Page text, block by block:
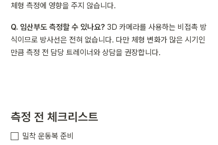
체형 측정에 영향을 주지 않습니다.
Q. 임산부도 측정할 수 있나요? 3D 카메라를 사용하는 비접촉 방
식이므로 방사선은 전혀 없습니다. 다만 체형 변화가 많은 시기인
만큼 측정 전 담당 트레이너와 상담을 권장합니다.
측정 전 체크리스트
밀착 운동복 준비